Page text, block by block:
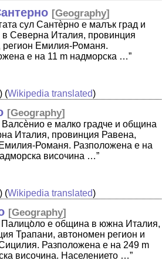
[Geography]
сул Сантѐрно е малък град и
Северна Италия, провинция
регион Емилия-Романя.
е на 11 m надморска …”
) (Wikipedia translated)
[Geography]
Валсѐнио е малко градче и община
Италия, провинция Равена,
Романя. Разположена е на
височина …”
) (Wikipedia translated)
[Geography]
Палицо̀ло е община в южна Италия,
Трапани, автономен регион и
Разположена е на 249 m
височина. Населението …”